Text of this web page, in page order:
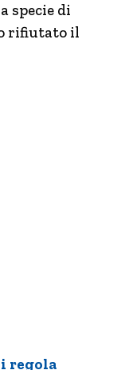
specie di
rifiutato il
regola